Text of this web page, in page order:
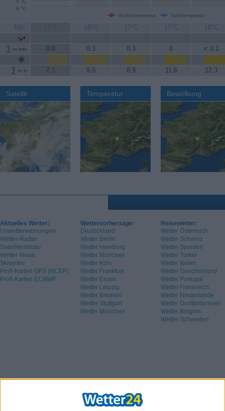
Höchsttemperatur Tiefsttemperatur
0 °C
5 °C
Min. 17°C 18°C 17°C 17°C 18°C
∑ in mm 0.8 0.3 0.3 0 < 0.1
∑ in h 7.1 9.6 8.9 11.6 12.3
Satellit Temperatur Bewölkung
Aktuelles Wetter:
Unwetterwarnungen
Wetter-Radar
Satellitenbilder
Wetter-News
Skiwetter
Profi-Karten GFS (NCEP)
Profi-Karten ECMWF
Wettervorhersage:
Deutschland
Wetter Berlin
Wetter Hamburg
Wetter München
Wetter Köln
Wetter Frankfurt
Wetter Essen
Wetter Leipzig
Wetter Bremen
Wetter Stuttgart
Wetter München
Reisewetter:
Wetter Österreich
Wetter Schweiz
Wetter Spanien
Wetter Türkei
Wetter Italien
Wetter Griechenland
Wetter Portugal
Wetter Frankreich
Wetter Niederlande
Wetter Großbritannien
Wetter Belgien
Wetter Schweden